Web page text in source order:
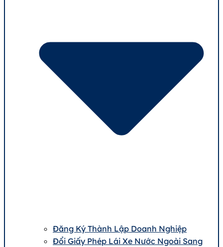
Đăng Ký Thành Lập Doanh Nghiệp
Đổi Giấy Phép Lái Xe Nước Ngoài Sang